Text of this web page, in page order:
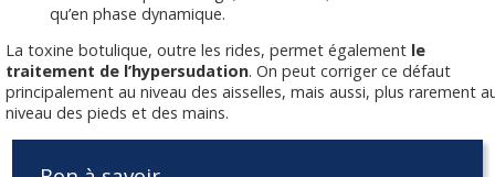
qu’en phase dynamique.
La toxine botulique, outre les rides, permet également le
traitement de l’hypersudation. On peut corriger ce défaut
principalement au niveau des aisselles, mais aussi, plus rarement
niveau des pieds et des mains.